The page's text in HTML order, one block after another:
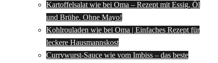
Kartoffelsalat wie bei Oma – Rezept mit Essig, Öl
und Brühe. Ohne Mayo!
Kohlrouladen wie bei Oma | Einfaches Rezept für
leckere Hausmannskost
Currywurst-Sauce wie vom Imbiss – das beste